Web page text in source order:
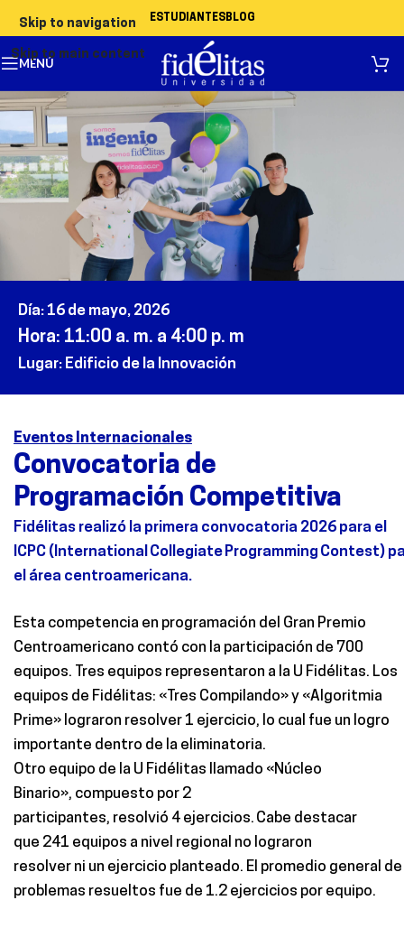
Skip to navigation
Skip to main content
ESTUDIANTESBLOG
MENÚ
Día:16 de mayo, 2026
Hora: 11:00 a. m. a 4:00 p. m
Lugar: Edificio de la Innovación
Eventos Internacionales
Convocatoria de
Programación Competitiva
Fidélitas realizó la primera convocatoria 2026 para el
ICPC ( International Collegiate Programming Contest)
el área centroamericana.
Esta competencia en programación del Gran Premio
Centroamericano contó con la participación de 700
equipos. Tres equipos representaron a la U Fidélitas. Los
equipos de Fidélitas: «Tres Compilando» y «Algoritmia
Prime» lograron resolver 1 ejercicio, lo cual fue un logro
importante dentro de la eliminatoria.
Otro equipo de la U Fidélitas llamado «Núcleo
Binario», compuesto por 2
participantes, resolvió 4 ejercicios. Cabe destacar
que 241 equipos a nivel regional no lograron
resolver ni un ejercicio planteado. El promedio general de
problemas resueltos fue de 1.2 ejercicios por equipo.